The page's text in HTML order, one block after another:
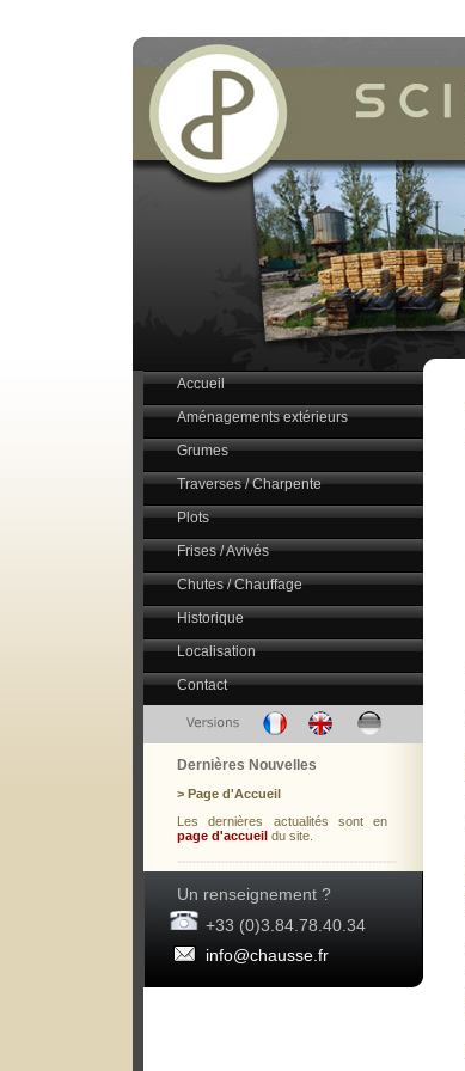
Accueil
Aménagements extérieurs
Grumes
Traverses / Charpente
Plots
Frises / Avivés
Chutes / Chauffage
Historique
Localisation
Contact
Dernières Nouvelles
> Page d'Accueil
Les dernières actualités sont en
page d'accueil du site.
Un renseignement ?
+33 (0)3.84.78.40.34
info@chausse.fr